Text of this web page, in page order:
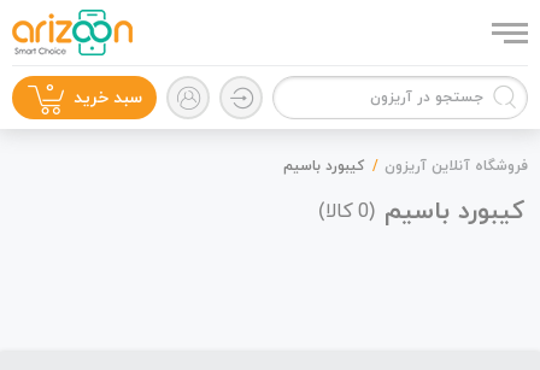
سبد خرید 0
فروشگاه آنلاین آریزون کیبورد با‌سیم
کیبورد با‌سیم (
0کالا)